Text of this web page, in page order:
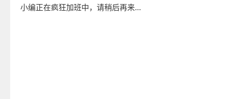
小编正在疯狂加班中，请稍后再来...